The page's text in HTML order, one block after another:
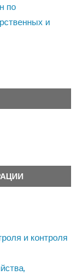
по
и
и контроля